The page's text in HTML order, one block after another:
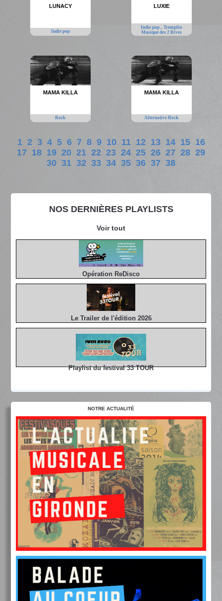
NOS DERNIÈRES PLAYLISTS
Voir tout
Opération ReDisco
Le Trailer de l'édition 2026
Playlist du festival 33 TOUR
LUNACY
Indie pop
LUXIE
Indie pop,Tremplin
Musique des 2 Rives
MAMA KILLA
Rock
MAMA KILLA
Alternative Rock
1 2 3 4 5 6 7 8 9 10 11 12 13 14 15 16
17 18 19 20 21 22 23 24 25 26 27 28 29
30 31 32 33 34 35 36 37 38
NOTRE ACTUALITÉ